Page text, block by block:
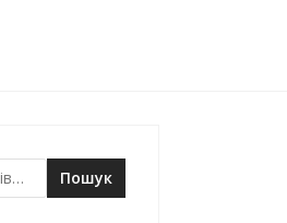
Пошук